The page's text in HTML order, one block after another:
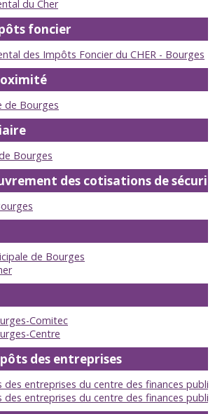
du Cher
foncier
des Impôts Foncier du CHER - Bourges
de Bourges
Bourges
des cotisations de
de Bourges
Comitec
Centre
des entreprises
des entreprises du centre des finances
des entreprises du centre des finances